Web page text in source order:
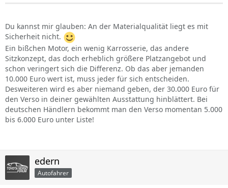
Du kannst mir glauben: An der Materialqualität liegt es mit
Sicherheit nicht.
Ein bißchen Motor, ein wenig Karrosserie, das andere
Sitzkonzept, das doch erheblich größere Platzangebot und
schon veringert sich die Differenz. Ob das aber jemanden
10.000 Euro wert ist, muss jeder für sich entscheiden.
Desweiteren wird es aber niemand geben, der 30.000 Euro für
den Verso in deiner gewählten Ausstattung hinblättert. Bei
deutschen Händlern bekommt man den Verso momentan 5.000
bis 6.000 Euro unter Liste!
edern
Autofahrer